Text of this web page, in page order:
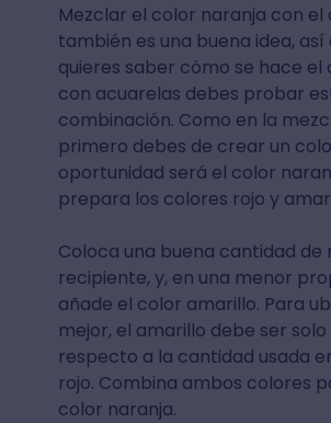
Mezclar el color naranja con el
también es una buena idea, así
quieres saber cómo se hace el
con acuarelas debes probar
combinación. Como en la
primero debes de crear un
oportunidad será el color
prepara los colores rojo y
Coloca una buena cantidad de
recipiente, y, en una menor
añade el color amarillo. Para
mejor, el amarillo debe ser solo
respecto a la cantidad usada
rojo. Combina ambos colores
color naranja.